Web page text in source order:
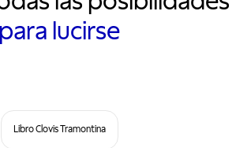
para lucirse
Libro Clovis Tramontina